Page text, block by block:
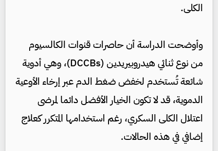
الكلى.
وأوضحت الدراسة أن حاصرات قنوات الكالسيوم
من نوع ثنائي هيدروبيريدين (DCCBs)، وهي أدوية
شائعة تُستخدم لخفض ضغط الدم عبر إرخاء الأوعية
الدموية، قد لا تكون الخيار الأفضل دائما لمرضى
اعتلال الكلى السكري، رغم استخدامها المتكرر كعلاج
إضافي في هذه الحالات.